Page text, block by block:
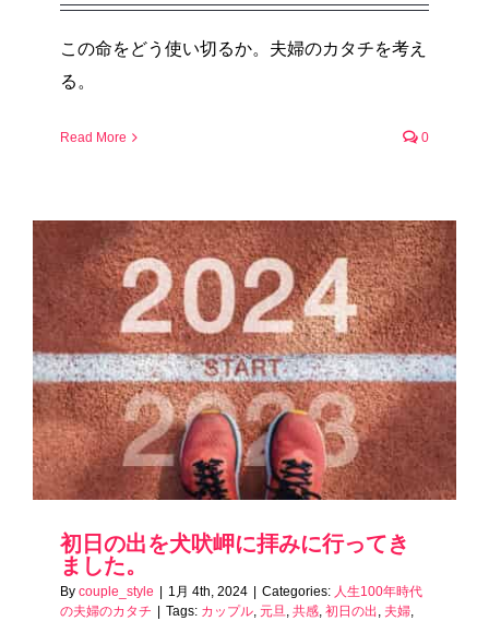
この命をどう使い切るか。夫婦のカタチを考え
る。
Read More 0
初日の出を犬吠岬に拝みに行ってき
ました。
By couple_style | 1月 4th, 2024 | Categories: 人生100年時代
の夫婦のカタチ | Tags: カップル 元旦 共感 初日の出 夫婦